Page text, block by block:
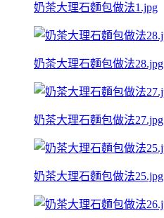
奶茶大理石麵包做法1.jpg
奶茶大理石麵包做法28.jpg
奶茶大理石麵包做法27.jpg
奶茶大理石麵包做法25.jpg